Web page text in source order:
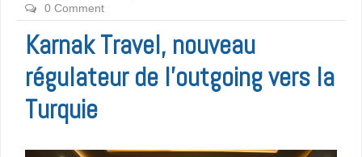
0 Comment
Karnak Travel, nouveau
régulateur de l’outgoing vers la
Turquie